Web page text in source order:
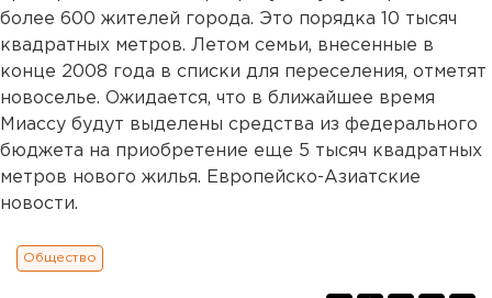
более 600 жителей города. Это порядка 10 тысяч
квадратных метров. Летом семьи, внесенные в
конце 2008 года в списки для переселения, отметят
новоселье. Ожидается, что в ближайшее время
Миассу будут выделены средства из федерального
бюджета на приобретение еще 5 тысяч квадратных
метров нового жилья. Европейско-Азиатские
новости.
Общество